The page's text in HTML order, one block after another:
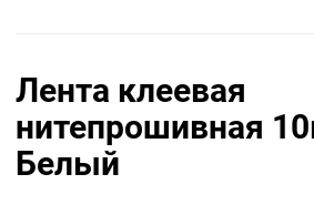
Лента клеевая
нитепрошивная
Белый